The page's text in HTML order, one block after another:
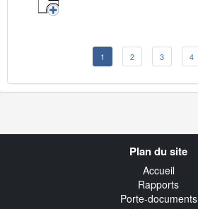
1 2 3 4
Plan du site
Accueil
Rapports
Porte-documents